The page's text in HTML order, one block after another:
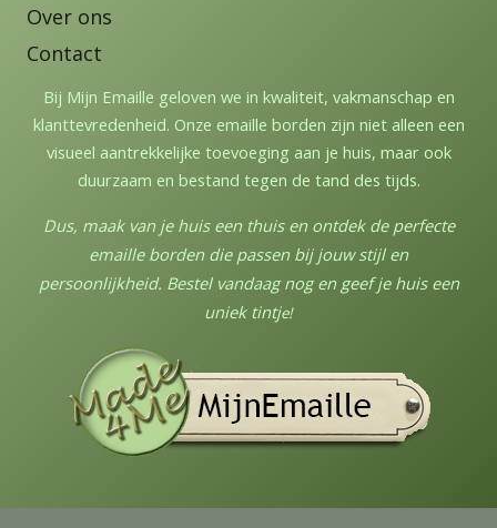
Over ons
Contact
Bij Mijn Emaille geloven we in kwaliteit, vakmanschap en
klanttevredenheid. Onze emaille borden zijn niet alleen een
visueel aantrekkelijke toevoeging aan je huis, maar ook
duurzaam en bestand tegen de tand des tijds.
Dus, maak van je huis een thuis en ontdek de perfecte
emaille borden die passen bij jouw stijl en
persoonlijkheid. Bestel vandaag nog en geef je huis een
uniek tintje!